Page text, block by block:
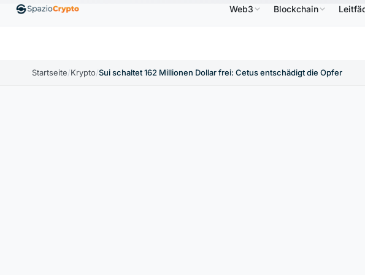
0,9991 $↑0.00% BNB 0,9995 $↑0.00% XRPXRP1,09 $↑2.30%
Web3 Blockchain
Startseite/Krypto/Sui schaltet 162 Millionen Dollar frei: Cetus entschädigt die Opfer